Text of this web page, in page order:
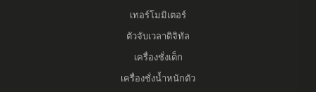
เทอร์โมมิเตอร์
ตัวจับเวลาดิจิทัล
เครื่องชั่งเด็ก
เครื่องชั่งน้ำหนักตัว